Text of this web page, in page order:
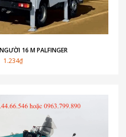
16 M PALFINGER
1.234₫